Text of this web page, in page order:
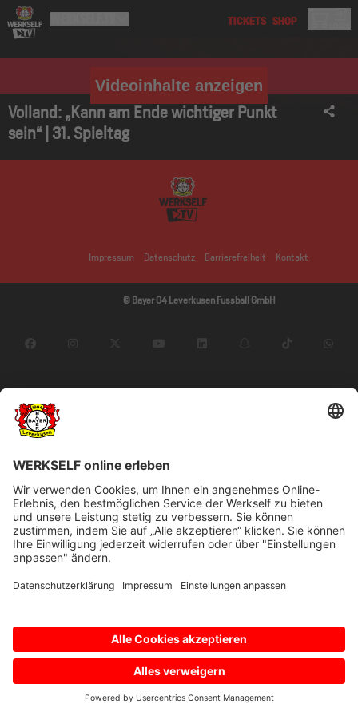
Videoinhalte anzeigen
Volland: „Kann am Ende wichtiger Punkt
sein“ | 31. Spieltag
Impressum Datenschutz Barrierefreiheit Kontakt
© Bayer 04 Leverkusen Fussball GmbH